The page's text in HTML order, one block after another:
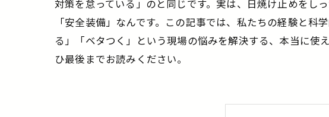
対策を怠っている」のと同じです。実は、日焼け止めをし
「安全装備」なんです。この記事では、私たちの経験と
る」「ベタつく」という現場の悩みを解決する、本当に
ひ最後までお読みください。